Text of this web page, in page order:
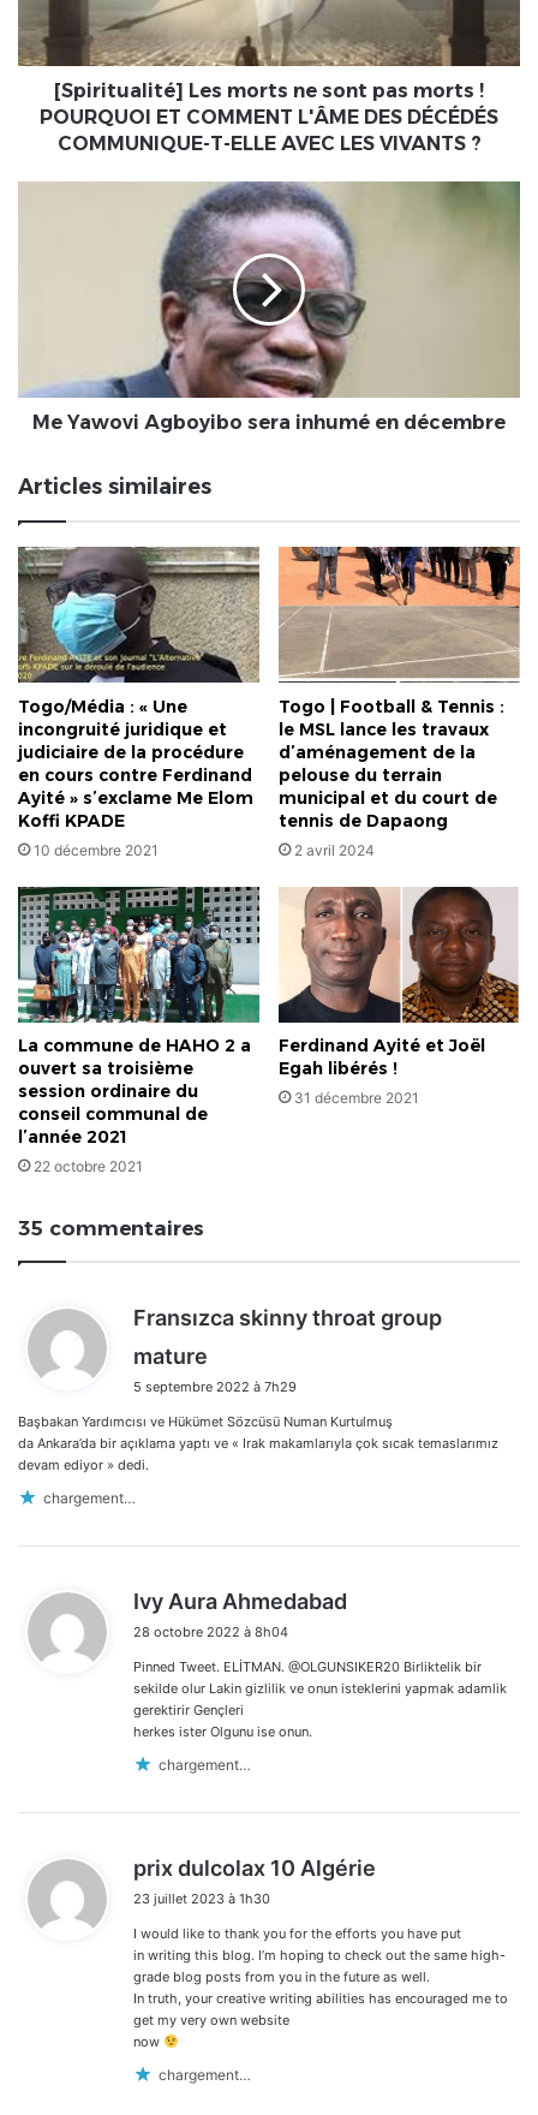
!
POURQUOI
COMMENT
[Spiritualité] Les morts ne sont pas morts !
POURQUOI ET COMMENT L'ÂME DES DÉCÉDÉS
COMMUNIQUE-T-ELLE AVEC LES VIVANTS ?
Me Yawovi Agboyibo sera inhumé en décembre
Articles similaires
Togo/Média : « Une
incongruité juridique et
judiciaire de la procédure
en cours contre Ferdinand
Ayité » s’exclame Me Elom
Koffi KPADE
10 décembre 2021
Togo | Football & Tennis :
le MSL lance les travaux
d’aménagement de la
pelouse du terrain
municipal et du court de
tennis de Dapaong
2 avril 2024
La commune de HAHO 2 a
ouvert sa troisième
session ordinaire du
conseil communal de
l’année 2021
22 octobre 2021
Ferdinand Ayité et Joël
Egah libérés !
31 décembre 2021
35 commentaires
Fransızca skinny throat group
mature
t
:
5 septembre 2022 à 7h29
Başbakan Yardımcısı ve Hükümet Sözcüsü Numan Kurtulmuş
da Ankara’da bir açıklama yaptı ve « Irak makamlarıyla çok sıcak temaslarımız
devam ediyor » dedi.
chargement…
Ivy Aura Ahmedabad
:
28 octobre 2022 à 8h04
Pinned Tweet. ELİTMAN. @OLGUNSIKER20 Birliktelik bir
sekilde olur Lakin gizlilik ve onun isteklerini yapmak adamlik
gerektirir Gençleri
herkes ister Olgunu ise onun.
chargement…
prix dulcolax 10 Algérie
:
23 juillet 2023 à 1h30
I would like to thank you for the efforts you have put
in writing this blog. I’m hoping to check out the same high-
grade blog posts from you in the future as well.
In truth, your creative writing abilities has encouraged me to
get my very own website
now
chargement…